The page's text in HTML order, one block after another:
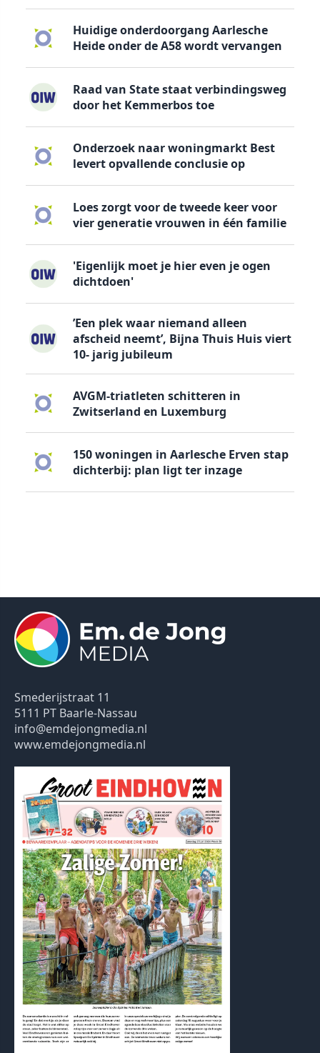
Huidige onderdoorgang Aarlesche
Heide onder de A58 wordt vervangen
Raad van State staat verbindingsweg
door het Kemmerbos toe
Onderzoek naar woningmarkt Best
levert opvallende conclusie op
Loes zorgt voor de tweede keer voor
vier generatie vrouwen in één familie
'Eigenlijk moet je hier even je ogen
dichtdoen'
’Een plek waar niemand alleen
afscheid neemt’, Bijna Thuis Huis viert
10- jarig jubileum
AVGM-triatleten schitteren in
Zwitserland en Luxemburg
150 woningen in Aarlesche Erven stap
dichterbij: plan ligt ter inzage
Smederijstraat 11
5111 PT Baarle-Nassau
info@emdejongmedia.nl
www.emdejongmedia.nl